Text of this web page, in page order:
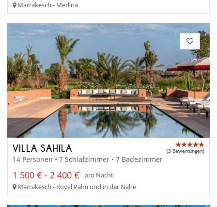
Marrakesch - Medina
VILLA SAHILA (3 Bewertungen)
14 Personen • 7 Schlafzimmer • 7 Badezimmer
1 500 € - 2 400 €
pro Nacht
Marrakesch - Royal Palm und in der Nähe